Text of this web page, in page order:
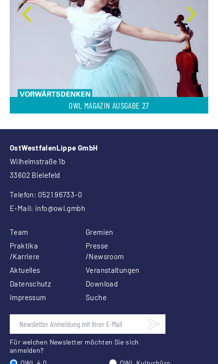
OWL MAGAZIN AUSGABE 27
OstWestfalenLippe GmbH
Wilhelmstraße 1b
33602 Bielefeld
Telefon: 0521 96733-0
E-Mail: info@owl.gmbh
Team
Gremien
Praktika
/Karriere
Presse
/Newsroom
Aktuelles
Veranstaltungen
Datenschutz
Download
Impressum
Suche
Für welchen Newsletter möchten Sie sich
anmelden?